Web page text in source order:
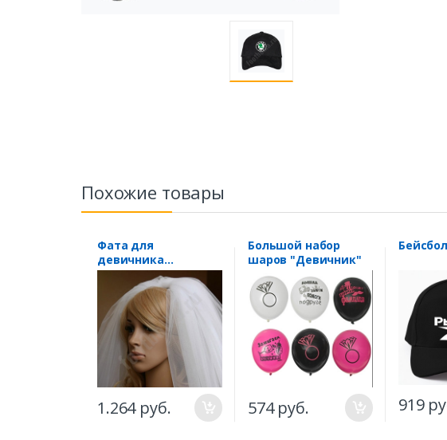
Похожие товары
Фата для
девичника
"Премиум" 50 см
1.264 руб.
Большой набор
шаров "Девичник"
574 руб. 919